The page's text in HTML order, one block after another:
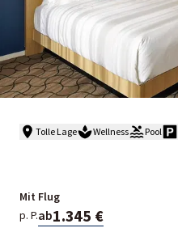
Tolle Lage Wellness Pool
Mit Flug
p. P.ab1.345 €